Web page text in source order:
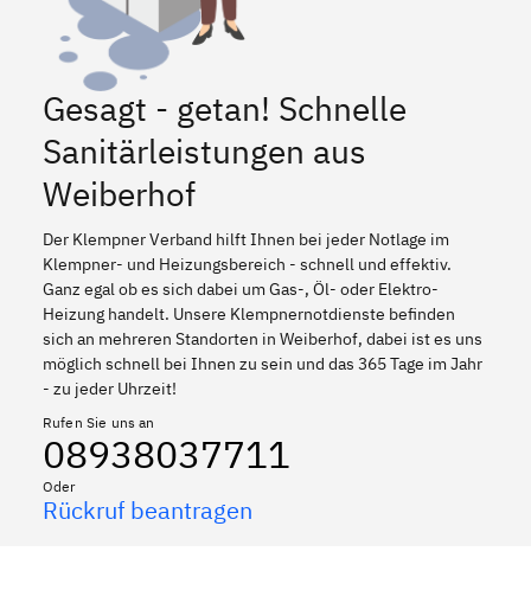
Gesagt - getan! Schnelle
Sanitärleistungen aus
Weiberhof
Der Klempner Verband hilft Ihnen bei jeder Notlage im
Klempner- und Heizungsbereich - schnell und effektiv.
Ganz egal ob es sich dabei um Gas-, Öl- oder Elektro-
Heizung handelt. Unsere Klempnernotdienste befinden
sich an mehreren Standorten in Weiberhof, dabei ist es uns
möglich schnell bei Ihnen zu sein und das 365 Tage im Jahr
- zu jeder Uhrzeit!
Rufen Sie uns an
08938037711
Oder
Rückruf beantragen